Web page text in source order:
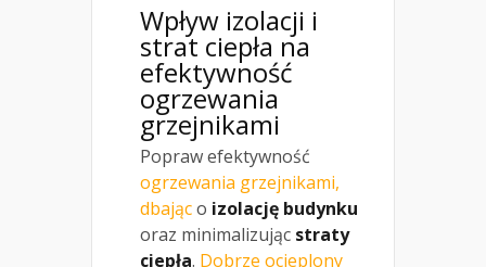
Wpływ izolacji i
strat ciepła na
efektywność
ogrzewania
grzejnikami
Popraw efektywność
ogrzewania grzejnikami,
dbająco izolację budynku
oraz minimalizując straty
ciepła. Dobrze ocieplony